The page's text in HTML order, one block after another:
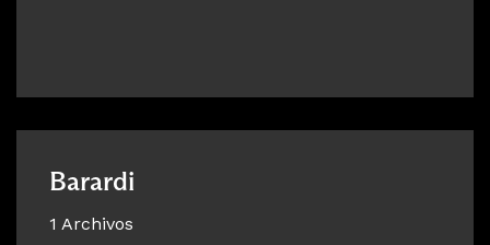
Barardi
1 Archivos